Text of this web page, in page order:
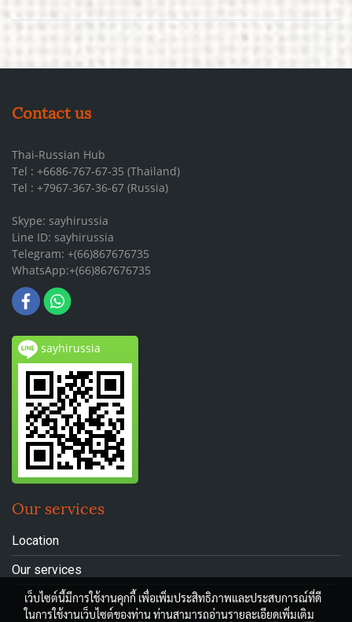
Contact us
Thai-Russian Hub
Tel : +6686-767-67-35 (Thailand)
Tel : +7967-367-36-67 (Russia)
Skype: sayhirussia
Line ID: sayhirussia
Telegram: +(66)867676735
WhatsApp:+(66)867676735
sayhirussia
Our services
Location
Our services
เว็บไซต์นี้มีการใช้งานคุกกี้ เพื่อเพิ่มประสิทธิภาพและประสบการณ์ที่ดี
ในการใช้งานเว็บไซต์ของท่าน ท่านสามารถอ่านรายละเอียดเพิ่มเติม